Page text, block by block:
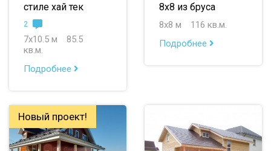
стиле хай тек
2
7х10.5 м
85.5
кв.м.
Подробнее
8х8 из бруса
8х8 м
116 кв.м.
Подробнее
Новый проект!